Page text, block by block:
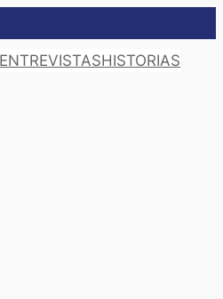
ENTREVISTASHISTORIAS